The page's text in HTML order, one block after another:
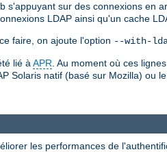
sur des connexions en
LDAP ainsi qu'un cache
faire, on ajoute l'option --with-
lié àAPR. Au moment où ces
Solaris natif (basé sur Mozilla) ou
les performances de